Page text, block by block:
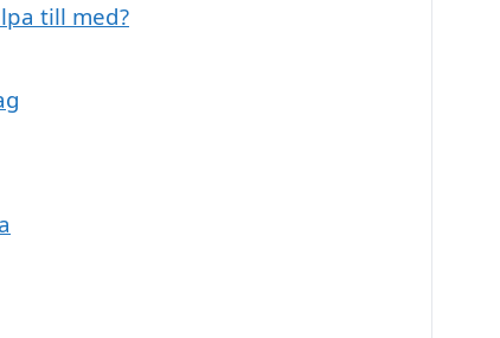
till med?